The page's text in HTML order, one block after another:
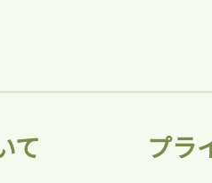
会員登録
て プラ